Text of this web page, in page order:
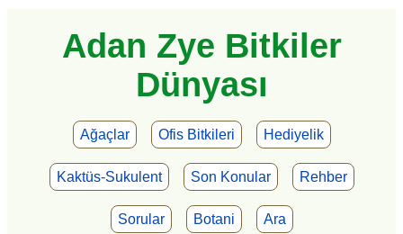
Adan Zye Bitkiler
Dünyası
Ağaçlar Ofis Bitkileri Hediyelik
Kaktüs-Sukulent Son Konular Rehber
Sorular Botani Ara